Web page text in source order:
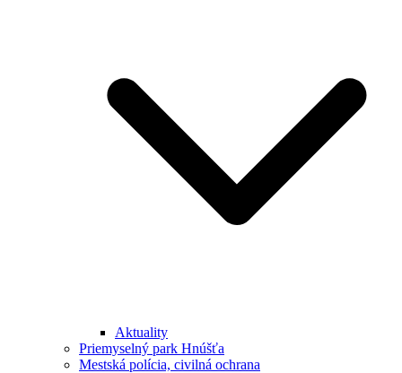
Aktuality
Priemyselný park Hnúšťa
Mestská polícia, civilná ochrana